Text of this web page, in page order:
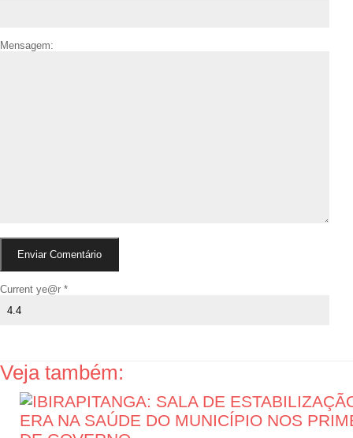
Mensagem:
Current ye@r *
Veja também: